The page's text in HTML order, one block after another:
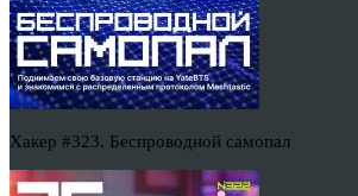
Хакер #323. Беспроводной самопал